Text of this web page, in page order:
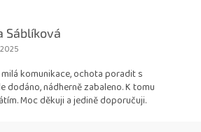
Sáblíková
obchodu je 5 z 5 hvězdiček.
komunikace, ochota poradit s
dodáno, nádherně zabaleno. K tomu
Moc děkuji a jedině doporučuji.